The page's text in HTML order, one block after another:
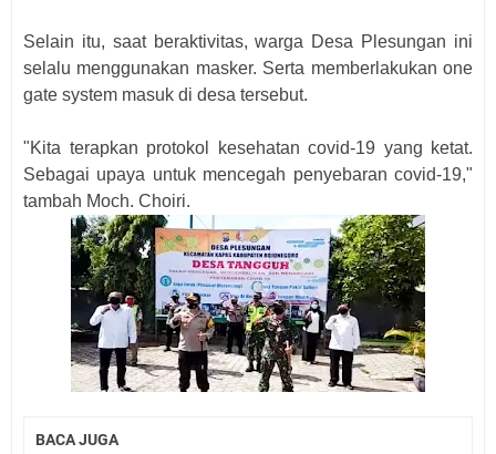
Selain itu, saat beraktivitas, warga Desa Plesungan ini
selalu menggunakan masker. Serta memberlakukan one
gate system masuk di desa tersebut.
"Kita terapkan protokol kesehatan covid-19 yang ketat.
Sebagai upaya untuk mencegah penyebaran covid-19,"
tambah Moch. Choiri.
BACA JUGA